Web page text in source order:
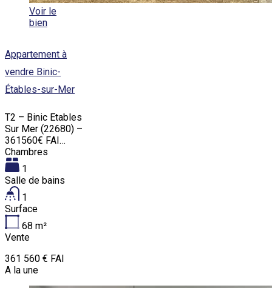
Voir le
bien
Appartement à
vendre Binic-
Étables-sur-Mer
T2 – Binic Etables
Sur Mer (22680) –
361560€ FAI…
Chambres
1
Salle de bains
1
Surface
68 m²
Vente
361 560 € FAI
A la une